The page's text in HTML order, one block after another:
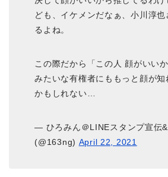
ども、イケメンだなぁ、小川淳
るよね。
この際だから「この人 顔がいい
みたいな有権者にももっと顔が
かもしれない…
— ひろみん＠LINEスタンプ宣伝&
(@163ng) April 22, 2021